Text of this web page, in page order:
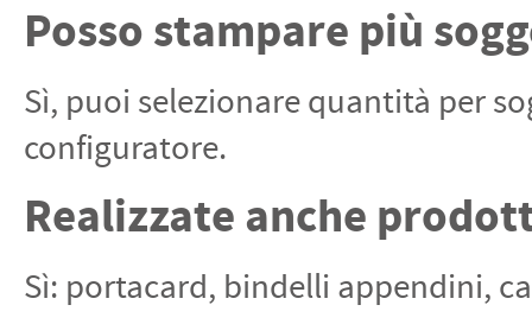
Posso stampare più
Sì, puoi selezionare quantità per
configuratore.
Realizzate anche
Sì: portacard, bindelli appendini,